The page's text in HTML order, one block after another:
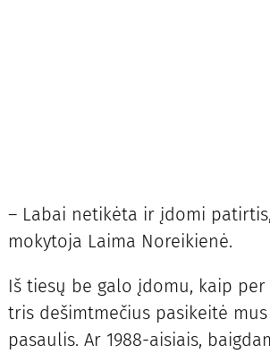
– Labai netikėta ir įdomi
mokytoja Laima Noreikienė.
Iš tiesų be galo įdomu, kaip
tris dešimtmečius pasikeitė
pasaulis. Ar 1988-aisiais,